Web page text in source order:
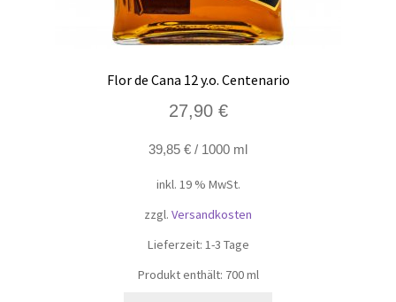
Flor de Cana 12 y.o. Centenario
27,90 €
39,85 € / 1000 ml
inkl. 19 % MwSt.
zzgl. Versandkosten
Lieferzeit: 1-3 Tage
Produkt enthält: 700ml